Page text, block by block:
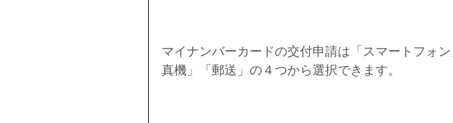
マイナンバーカードの交付申請は「スマートフォ
真機」「郵送」の４つから選択できます。